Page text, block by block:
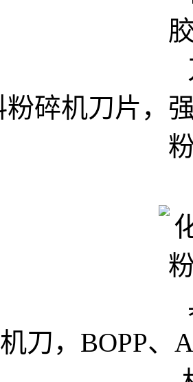
碎机刀片，
刀，BOPP、